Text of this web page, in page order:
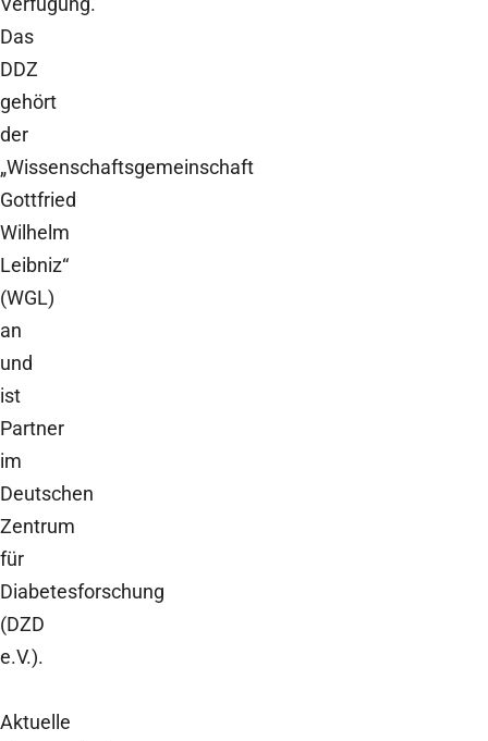
Das
DDZ
gehört
der
„Wissenschaftsgemeinschaft
Gottfried
Wilhelm
Leibniz“
(WGL)
an
und
ist
Partner
im
Deutschen
Zentrum
für
Diabetesforschung
(DZD
e.V.).
Aktuelle